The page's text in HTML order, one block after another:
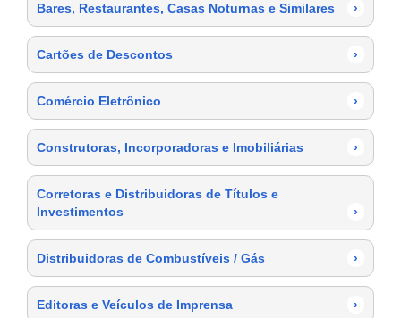
Bares, Restaurantes, Casas Noturnas e Similares ›
Cartões de Descontos ›
Comércio Eletrônico ›
Construtoras, Incorporadoras e Imobiliárias ›
Corretoras e Distribuidoras de Títulos e
Investimentos
›
Distribuidoras de Combustíveis / Gás ›
Editoras e Veículos de Imprensa ›